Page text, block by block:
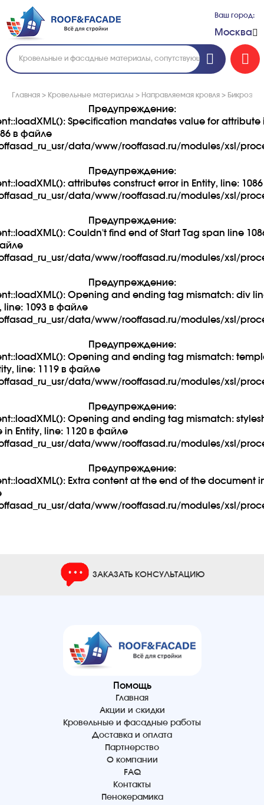
Ваш город:
Москва
Главная > Кровельные материалы > Направляемая кровля >
Предупреждение:
Specification mandates value for attribute
в файле
data/www/rooffasad.ru/modules/xsl/
Предупреждение:
attributes construct error in Entity, line:
data/www/rooffasad.ru/modules/xsl/
Предупреждение:
Couldn't find end of Start Tag span line
data/www/rooffasad.ru/modules/xsl/
Предупреждение:
Opening and ending tag mismatch: div
line: 1093 в файле
data/www/rooffasad.ru/modules/xsl/
Предупреждение:
Opening and ending tag mismatch:
line: 1119 в файле
data/www/rooffasad.ru/modules/xsl/
Предупреждение:
Opening and ending tag mismatch:
Entity, line: 1120 в файле
data/www/rooffasad.ru/modules/xsl/
Предупреждение:
Extra content at the end of the document
data/www/rooffasad.ru/modules/xsl/
ЗАКАЗАТЬ КОНСУЛЬТАЦИЮ
Помощь
Главная
Акции и скидки
Кровельные и фасадные работы
Доставка и оплата
Партнерство
О компании
FAQ
Контакты
Пенокерамика